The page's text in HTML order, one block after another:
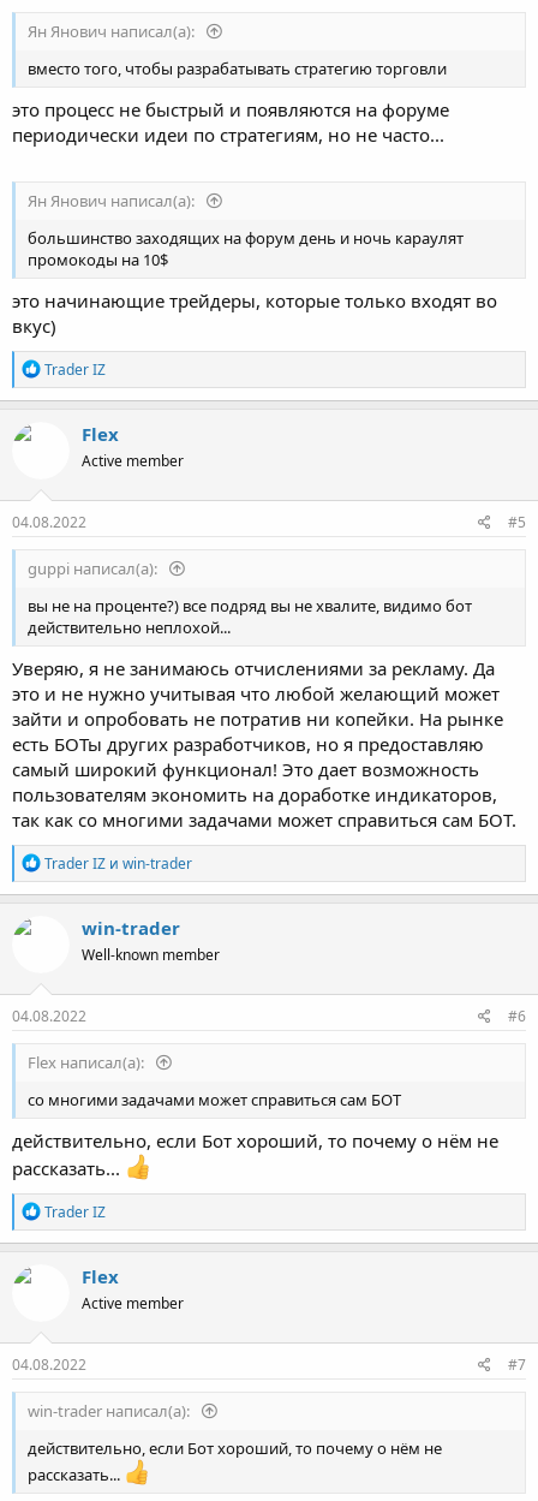
Ян Янович написал(а):
вместо того, чтобы разрабатывать стратегию торговли
это процесс не быстрый и появляются на форуме
периодически идеи по стратегиям, но не часто...
Ян Янович написал(а):
большинство заходящих на форум день и ночь караулят
промокоды на 10$
это начинающие трейдеры, которые только входят во
вкус)
Р
е
а
:
Trader IZ
Flex
Active member
04.08.2022 #5
guppi написал(а):
вы не на проценте?) все подряд вы не хвалите, видимо бот
действительно неплохой...
Уверяю, я не занимаюсь отчислениями за рекламу. Да
это и не нужно учитывая что любой желающий может
зайти и опробовать не потратив ни копейки. На рынке
есть БОТы других разработчиков, но я предоставляю
самый широкий функционал! Это дает возможность
пользователям экономить на доработке индикаторов,
так как со многими задачами может справиться сам БОТ.
Р
е
а
:
Trader IZ и win-trader
win-trader
Well-known member
04.08.2022 #6
Flex написал(а):
со многими задачами может справиться сам БОТ
действительно, если Бот хороший, то почему о нём не
рассказать...
Р
е
а
:
Trader IZ
Flex
Active member
04.08.2022 #7
win-trader написал(а):
действительно, если Бот хороший, то почему о нём не
рассказать...